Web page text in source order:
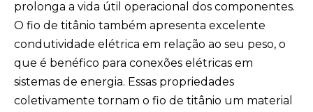
prolonga a vida útil operacional dos componentes.
O fio de titânio também apresenta excelente
condutividade elétrica em relação ao seu peso, o
que é benéfico para conexões elétricas em
sistemas de energia. Essas propriedades
coletivamente tornam o fio de titânio um material